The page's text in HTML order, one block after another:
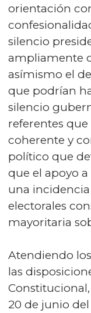
orientación
silencio
ampliamente
asímismo el
que podrían
silencio
referentes
coherente y
político que
que el apoyo
una
electorales
mayoritaria
Atendiendo
las
20 de junio